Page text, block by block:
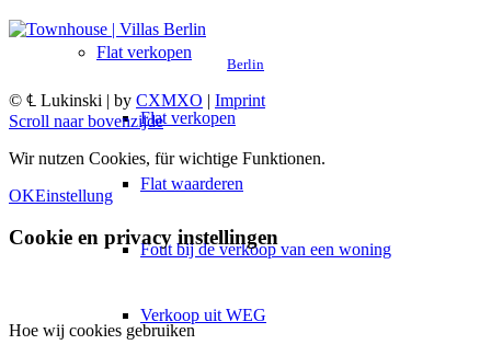
Flat verkopen
Flat verkopen
Flat waarderen
Fout bij de verkoop van een woning
Verkoop uit WEG
Berlin
© ℄ Lukinski | by CXMXO | Imprint
Scroll naar bovenzijde
Wir nutzen Cookies, für wichtige Funktionen.
OKEinstellung
Cookie en privacy instellingen
Hoe wij cookies gebruiken